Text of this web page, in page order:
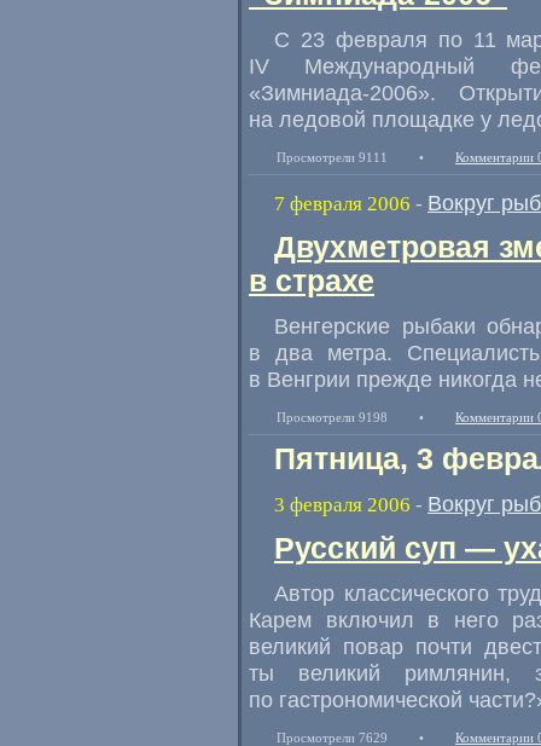
С 23 февраля по 11
IV Международный
«Зимниада-2006».
на ледовой площадке у
Просмотрели 9111 • Комментарии
7 февраля 2006 - Вокруг
Двухметровая
в страхе
Венгерские рыбаки
в два метра.
в Венгрии прежде никогда
Просмотрели 9198 • Комментарии
Пятница, 3
3 февраля 2006 - Вокруг
Русский суп —
Автор классического
Карем включил в него
великий повар почти
ты великий римлянин,
по гастрономической
Просмотрели 7629 • Комментарии